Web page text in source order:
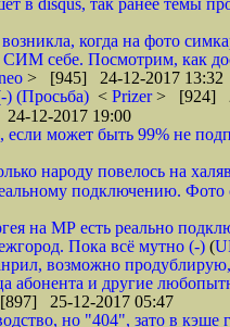
в disqus, так ранее темы
когда на фото
СИМ себе. Посмотрим, как
> [945] 24-12-2017 13:32
) (Просьба) < Prizer> [924]
12-2017 19:00
может быть 99% не
народу повелось на
подключению. Фото
на МР есть реально
Пока всё мутно (-) (
возможно
абонента и другие
25-12-2017 05:47
но "404", зато в